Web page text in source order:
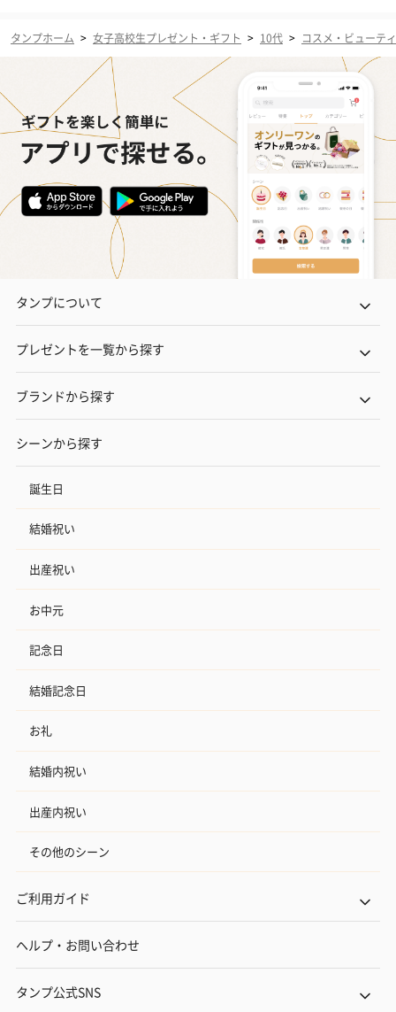
タンプホーム > 女子高校生プレゼント・ギフト > 10代 > コスメ・ビューテ
タンプについて
プレゼントを一覧から探す
ブランドから探す
シーンから探す
誕生日
結婚祝い
出産祝い
お中元
記念日
結婚記念日
お礼
結婚内祝い
出産内祝い
その他のシーン
ご利用ガイド
ヘルプ・お問い合わせ
タンプ公式SNS